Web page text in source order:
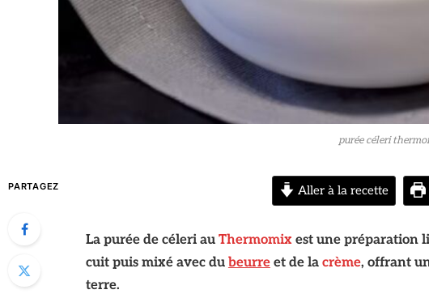
purée céleri
PARTAGEZ Aller à la recette
La purée de céleri au Thermomixest une préparation
cuit puis mixé avec du beurreet de la crème, offrant
terre.